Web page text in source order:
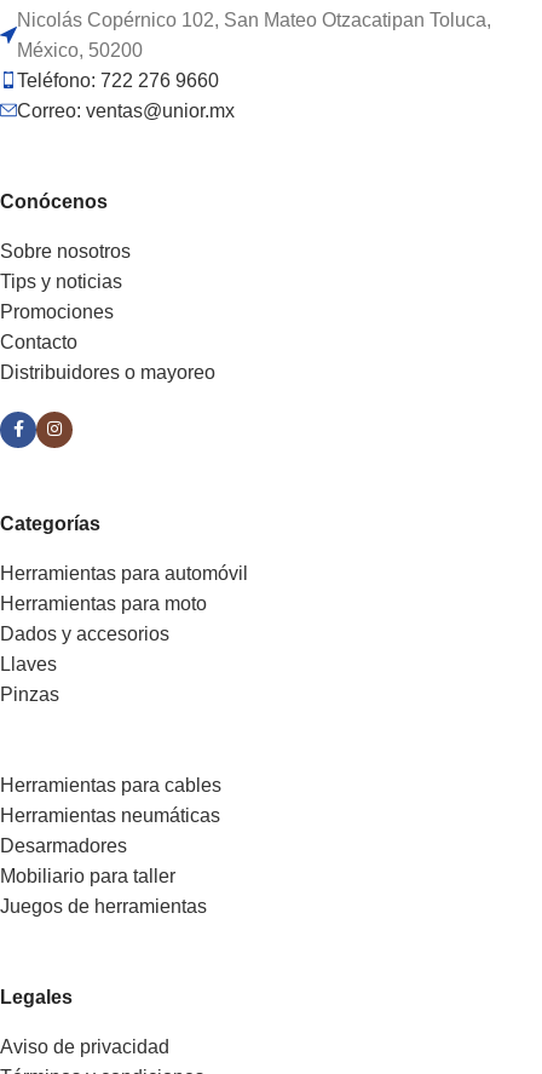
Nicolás Copérnico 102, San Mateo Otzacatipan Toluca,
México, 50200
Teléfono: 722 276 9660
Correo: ventas@unior.mx
Conócenos
Sobre nosotros
Tips y noticias
Promociones
Contacto
Distribuidores o mayoreo
Categorías
Herramientas para automóvil
Herramientas para moto
Dados y accesorios
Llaves
Pinzas
Herramientas para cables
Herramientas neumáticas
Desarmadores
Mobiliario para taller
Juegos de herramientas
Legales
Aviso de privacidad